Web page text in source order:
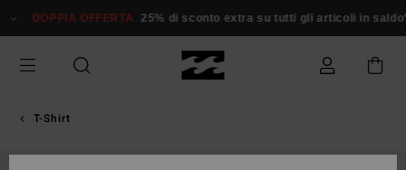
alle
prodotto
DOPPIA OFFERTA 25% di sconto extra su tutti gli articoli in saldo*
T-Shirt